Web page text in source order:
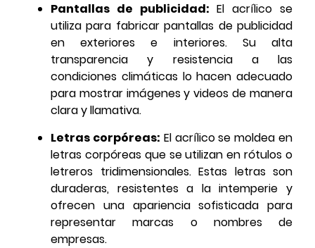
Pantallas de publicidad: El acrílico se
utiliza para fabricar pantallas de publicidad
en exteriores e interiores. Su alta
transparencia y resistencia a las
condiciones climáticas lo hacen adecuado
para mostrar imágenes y videos de manera
clara y llamativa.
Letras corpóreas: El acrílico se moldea en
letras corpóreas que se utilizan en rótulos o
letreros tridimensionales. Estas letras son
duraderas, resistentes a la intemperie y
ofrecen una apariencia sofisticada para
representar marcas o nombres de
empresas.